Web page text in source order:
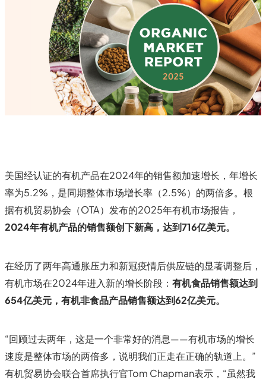
美国经认证的有机产品在2024年的销售额加速增长，年增长
率为5.2%，是同期整体市场增长率（2.5%）的两倍多。根
据有机贸易协会（OTA）发布的2025年有机市场报告，
2024年有机产品的销售额创下新高，达到716亿美元。
在经历了两年高通胀压力和新冠疫情后供应链的显著调整后，
有机市场在2024年进入新的增长阶段： 有机食品销售额达到
654亿美元，有机非食品产品销售额达到62亿美元。
“回顾过去两年，这是一个非常好的消息——有机市场的增长
速度是整体市场的两倍多，说明我们正走在正确的轨道上。”
有机贸易协会联合首席执行官Tom Chapman表示，“虽然我